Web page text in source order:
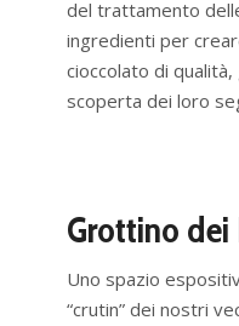
del trattamento
ingredienti per
cioccolato di
scoperta dei loro
Grottino dei
Uno spazio
“crutin” dei nostri